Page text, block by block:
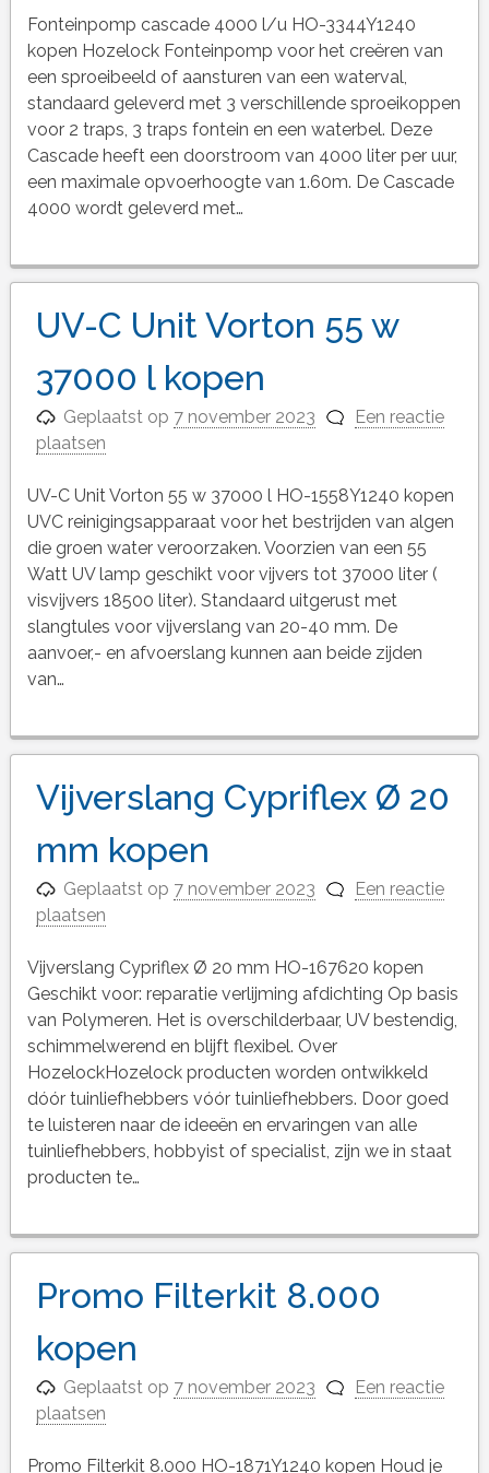
Fonteinpomp cascade 4000 l/u HO-3344Y1240
kopen Hozelock Fonteinpomp voor het creëren van
een sproeibeeld of aansturen van een waterval,
standaard geleverd met 3 verschillende sproeikoppen
voor 2 traps, 3 traps fontein en een waterbel. Deze
Cascade heeft een doorstroom van 4000 liter per uur,
een maximale opvoerhoogte van 1.60m. De Cascade
4000 wordt geleverd met…
UV-C Unit Vorton 55 w
37000 l kopen
Geplaatst op 7 november 2023
Een reactie
plaatsen
UV-C Unit Vorton 55 w 37000 l HO-1558Y1240 kopen
UVC reinigingsapparaat voor het bestrijden van algen
die groen water veroorzaken. Voorzien van een 55
Watt UV lamp geschikt voor vijvers tot 37000 liter (
visvijvers 18500 liter). Standaard uitgerust met
slangtules voor vijverslang van 20-40 mm. De
aanvoer,- en afvoerslang kunnen aan beide zijden
van…
Vijverslang Cypriflex Ø 20
mm kopen
Geplaatst op 7 november 2023
Een reactie
plaatsen
Vijverslang Cypriflex Ø 20 mm HO-167620 kopen
Geschikt voor: reparatie verlijming afdichting Op basis
van Polymeren. Het is overschilderbaar, UV bestendig,
schimmelwerend en blijft flexibel. Over
HozelockHozelock producten worden ontwikkeld
dóór tuinliefhebbers vóór tuinliefhebbers. Door goed
te luisteren naar de ideeën en ervaringen van alle
tuinliefhebbers, hobbyist of specialist, zijn we in staat
producten te…
Promo Filterkit 8.000
kopen
Geplaatst op 7 november 2023
Een reactie
plaatsen
Promo Filterkit 8.000 HO-1871Y1240 kopen Houd je